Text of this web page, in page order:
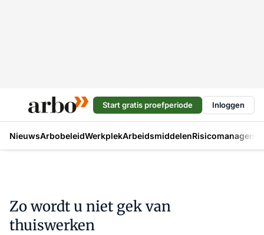
Start gratis proefperiode Inloggen
NieuwsArbobeleidWerkplekArbeidsmiddelen
Zo wordt u niet gek van
thuiswerken